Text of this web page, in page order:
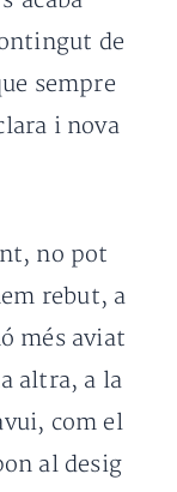
de
sempre
i nova
no pot
rebut, a
més aviat
altra, a la
com el
al desig